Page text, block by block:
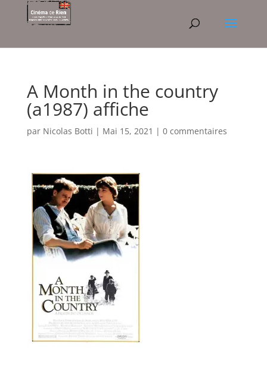
A Month in the country
(a1987) affiche
par Nicolas Botti | Mai 15, 2021 | 0 commentaires